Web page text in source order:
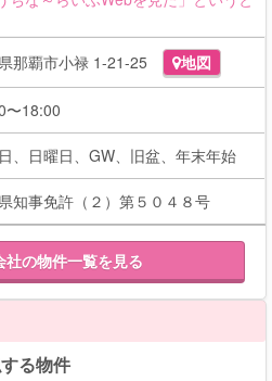
那覇市小禄 1-21-25 地図
〜18:00
、日曜日、GW、旧盆、年末年始
知事免許（２）第５０４８号
社の物件一覧を見る
る物件